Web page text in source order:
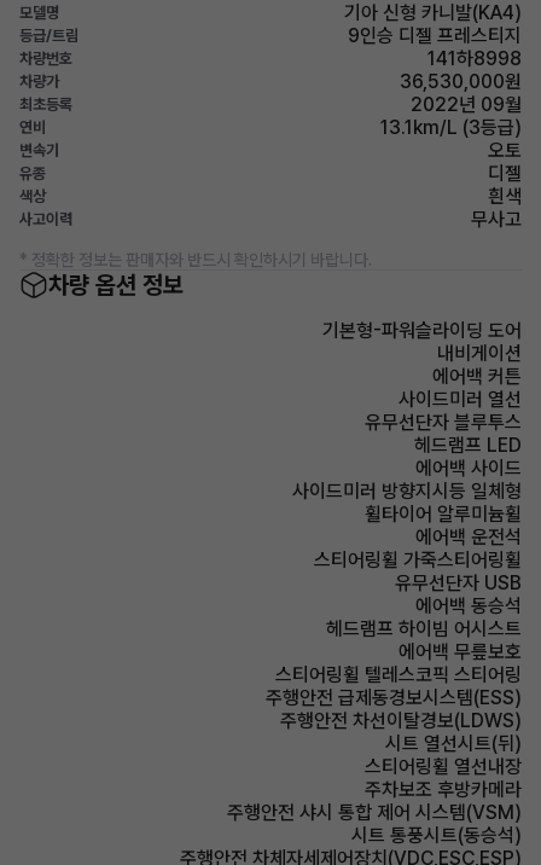
모델명 기아 신형 카니발(KA4)
등급/트림 9인승 디젤 프레스티지
차량번호 141하8998
차량가 36,530,000원
최초등록 2022년 09월
연비 13.1km/L (3등급)
변속기 오토
유종 디젤
색상 흰색
사고이력 무사고
* 정확한 정보는 판매자와 반드시 확인하시기 바랍니다.
차량 옵션 정보
기본형-파워슬라이딩 도어
내비게이션
에어백 커튼
사이드미러 열선
유무선단자 블루투스
헤드램프 LED
에어백 사이드
사이드미러 방향지시등 일체형
휠타이어 알루미늄휠
에어백 운전석
스티어링휠 가죽스티어링휠
유무선단자 USB
에어백 동승석
헤드램프 하이빔 어시스트
에어백 무릎보호
스티어링휠 텔레스코픽 스티어링
주행안전 급제동경보시스템(ESS)
주행안전 차선이탈경보(LDWS)
시트 열선시트(뒤)
스티어링휠 열선내장
주차보조 후방카메라
주행안전 샤시 통합 제어 시스템(VSM)
시트 통풍시트(동승석)
주행안전 차체자세제어장치(VDC,ESC,ESP)